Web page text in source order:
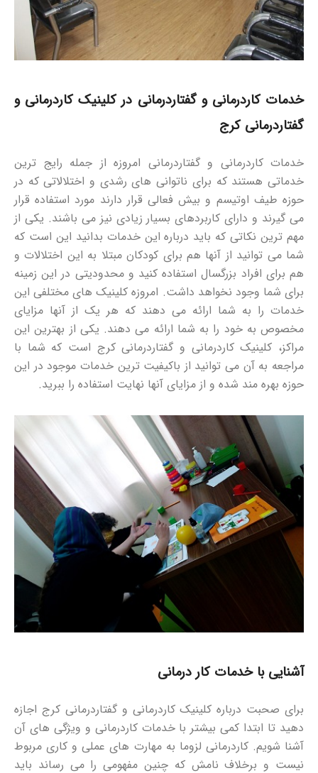
خدمات کاردرمانی و گفتاردرمانی در کلینیک کاردرمانی و
گفتاردرمانی کرج
خدمات کاردرمانی و گفتاردرمانی امروزه از جمله رایج ترین
خدماتی هستند که برای ناتوانی های رشدی و اختلالاتی که در
حوزه طیف اوتیسم و بیش فعالی قرار دارند مورد استفاده قرار
می گیرند و دارای کاربردهای بسیار زیادی نیز می باشند. یکی از
مهم ترین نکاتی که باید درباره این خدمات بدانید این است که
شما می توانید از آنها هم برای کودکان مبتلا به این اختلالات و
هم برای افراد بزرگسال استفاده کنید و محدودیتی در این زمینه
برای شما وجود نخواهد داشت. امروزه کلینیک های مختلفی این
خدمات را به شما ارائه می دهند که هر یک از آنها مزایای
مخصوص به خود را به شما ارائه می دهند. یکی از بهترین این
مراکز، کلینیک کاردرمانی و گفتاردرمانی کرج است که شما با
مراجعه به آن می توانید از باکیفیت ترین خدمات موجود در این
حوزه بهره مند شده و از مزایای آنها نهایت استفاده را ببرید.
آشنایی با خدمات کار درمانی
برای صحبت درباره کلینیک کاردرمانی و گفتاردرمانی کرج اجازه
دهید تا ابتدا کمی بیشتر با خدمات کاردرمانی و ویژگی های آن
آشنا شویم. کاردرمانی لزوما به مهارت های عملی و کاری مربوط
نیست و برخلاف نامش که چنین مفهومی را می رساند باید